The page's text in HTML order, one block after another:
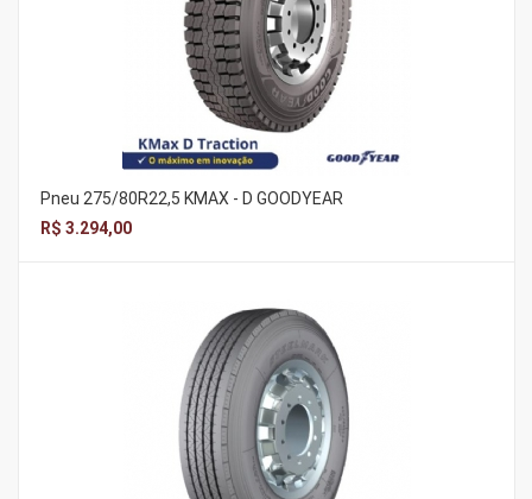
Pneu 275/80R22,5 KMAX - D GOODYEAR
R$ 3.294,00